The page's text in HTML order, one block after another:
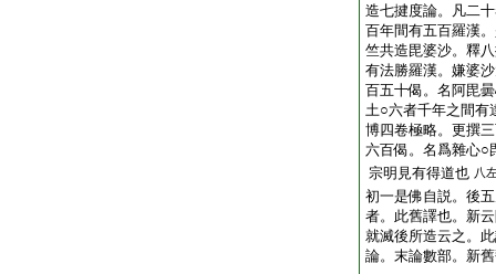
造七揵度論。凡二
百年間有五百羅漢
竺共造毘婆沙。釋
有法勝羅漢。嫌婆
百五十偈。名阿毘
土○六者千年之間有
博四卷極略。更撰
六百偈。名爲雜心○
宗明見有得道也 八
初一是佛自説。後
者。此舊譯也。新
就滅後所造云之。
論。末論數部。新